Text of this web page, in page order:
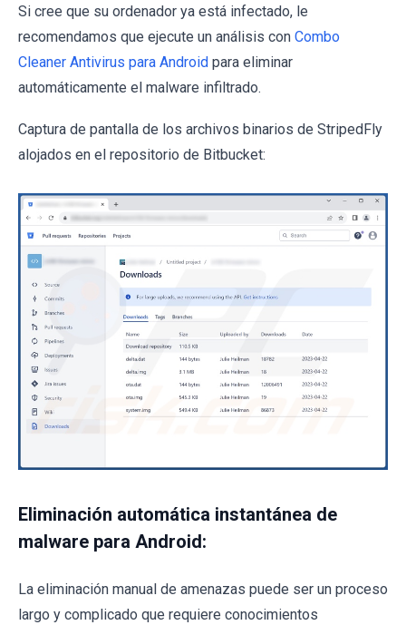
Si cree que su ordenador ya está infectado, le
recomendamos que ejecute un análisis con Combo
Cleaner Antivirus para Android para eliminar
automáticamente el malware infiltrado.
Captura de pantalla de los archivos binarios de StripedFly
alojados en el repositorio de Bitbucket:
Eliminación automática instantánea de
malware para Android:
La eliminación manual de amenazas puede ser un proceso
largo y complicado que requiere conocimientos